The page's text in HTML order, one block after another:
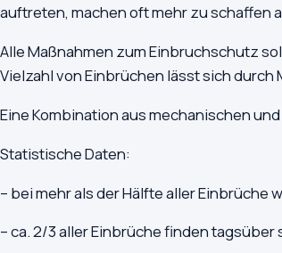
auftreten, machen oft mehr zu schaffen
Alle Maßnahmen zum Einbruchschutz
Vielzahl von Einbrüchen lässt sich
Eine Kombination aus mechanischen
Statistische Daten:
– bei mehr als der Hälfte aller Einbrüche
– ca. 2/3 aller Einbrüche finden tagsüber